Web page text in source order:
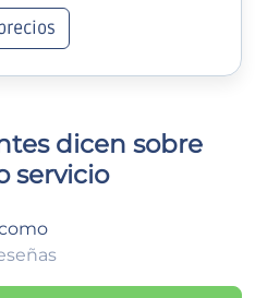
dicen sobre
servicio